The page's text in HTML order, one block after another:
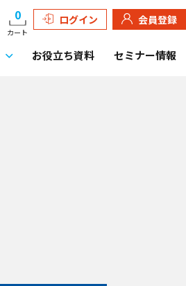
0
カート
ログイン 会員登録
お役立ち資料 セミナー情報